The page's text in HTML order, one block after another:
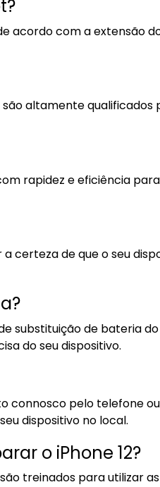
acordo com a extensão
são altamente
rapidez e eficiência
certeza de que o seu
substituição de bateria do
do seu dispositivo.
connosco pelo telefone
dispositivo no local.
o iPhone 12?
treinados para utilizar